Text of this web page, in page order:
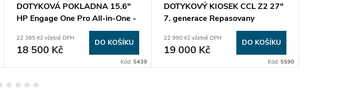
DOTYKOVÁ POKLADNA 15.6"
HP Engage One Pro All-in-One -
22 385 Kč včetně DPH
18 500 Kč
DO KOŠÍKU
Kód: 5439
DOTYKOVÝ KIOSEK CCL Z2 27"
7. generace Repasovany
22 990 Kč včetně DPH
19 000 Kč
DO KOŠÍKU
Kód: 5590